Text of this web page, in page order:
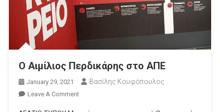
O Αιμίλιος Περδικάρης στο ΑΠΕ
January 29, 2021 Βασίλης Κουφόπουλος
Leave A CommentOn